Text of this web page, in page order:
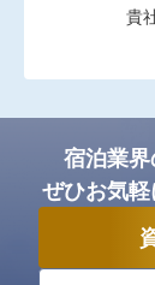
貴
宿泊業
ぜひお気